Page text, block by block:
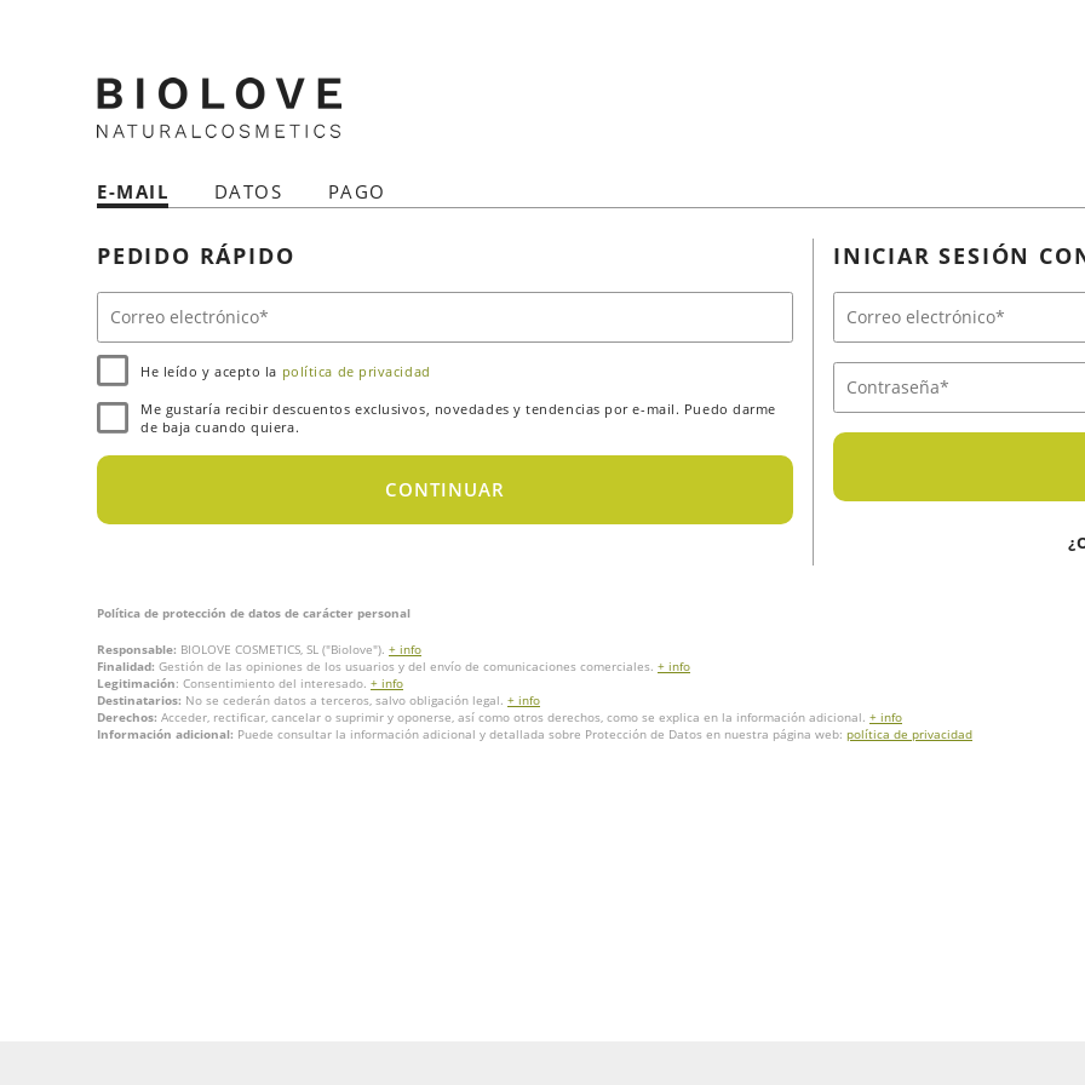
E-MAIL DATOS PAGO
PEDIDO RÁPIDO
He leído y acepto la política de privacidad
Me gustaría recibir descuentos exclusivos, novedades y tendencias por e-mail. Puedo darme
de baja cuando quiera.
CONTINUAR
INICIAR SESIÓN
Política de protección de datos de carácter personal
Responsable: BIOLOVE COSMETICS, SL ("Biolove"). + info
Finalidad: Gestión de las opiniones de los usuarios y del envío de comunicaciones comerciales. + info
Legitimación: Consentimiento del interesado. + info
Destinatarios: No se cederán datos a terceros, salvo obligación legal. + info
Derechos: Acceder, rectificar, cancelar o suprimir y oponerse, así como otros derechos, como se explica en la información adicional. + info
Información adicional: Puede consultar la información adicional y detallada sobre Protección de Datos en nuestra página web: política de privacidad